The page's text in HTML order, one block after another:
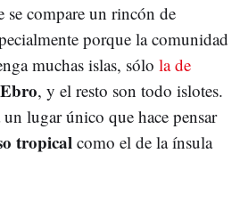
se compare un rincón de
porque la comunidad
muchas islas, sólo la de
, y el resto son todo islotes.
lugar único que hace pensar
tropical como el de la ínsula